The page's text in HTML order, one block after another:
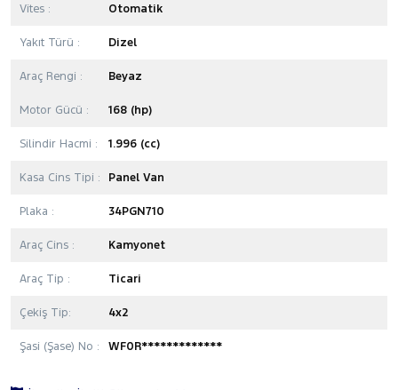
Vites : Otomatik
Yakıt Türü : Dizel
Araç Rengi : Beyaz
Motor Gücü : 168 (hp)
Silindir Hacmi : 1.996 (cc)
Kasa Cins Tipi : Panel Van
Plaka : 34PGN710
Araç Cins : Kamyonet
Araç Tip : Ticari
Çekiş Tip: 4x2
Şasi (Şase) No : WF0R*************